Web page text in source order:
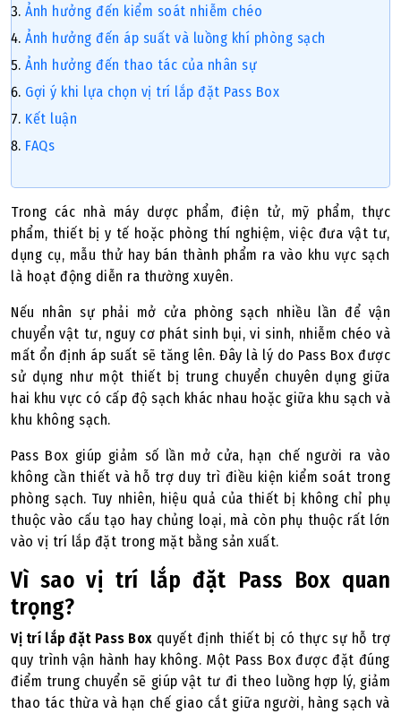
Ảnh hưởng đến kiểm soát nhiễm chéo
Ảnh hưởng đến áp suất và luồng khí phòng sạch
Ảnh hưởng đến thao tác của nhân sự
Gợi ý khi lựa chọn vị trí lắp đặt Pass Box
Kết luận
FAQs
Trong các nhà máy dược phẩm, điện tử, mỹ phẩm, thực
phẩm, thiết bị y tế hoặc phòng thí nghiệm, việc đưa vật tư,
dụng cụ, mẫu thử hay bán thành phẩm ra vào khu vực sạch
là hoạt động diễn ra thường xuyên.
Nếu nhân sự phải mở cửa phòng sạch nhiều lần để vận
chuyển vật tư, nguy cơ phát sinh bụi, vi sinh, nhiễm chéo và
mất ổn định áp suất sẽ tăng lên. Đây là lý do Pass Box được
sử dụng như một thiết bị trung chuyển chuyên dụng giữa
hai khu vực có cấp độ sạch khác nhau hoặc giữa khu sạch và
khu không sạch.
Pass Box giúp giảm số lần mở cửa, hạn chế người ra vào
không cần thiết và hỗ trợ duy trì điều kiện kiểm soát trong
phòng sạch. Tuy nhiên, hiệu quả của thiết bị không chỉ phụ
thuộc vào cấu tạo hay chủng loại, mà còn phụ thuộc rất lớn
vào vị trí lắp đặt trong mặt bằng sản xuất.
Vì saovị trí lắp đặt Pass Box quan
trọng?
Vị trí lắp đặt Pass Boxquyết định thiết bị có thực sự hỗ trợ
quy trình vận hành hay không. Một Pass Box được đặt đúng
điểm trung chuyển sẽ giúp vật tư đi theo luồng hợp lý, giảm
thao tác thừa và hạn chế giao cắt giữa người, hàng sạch và